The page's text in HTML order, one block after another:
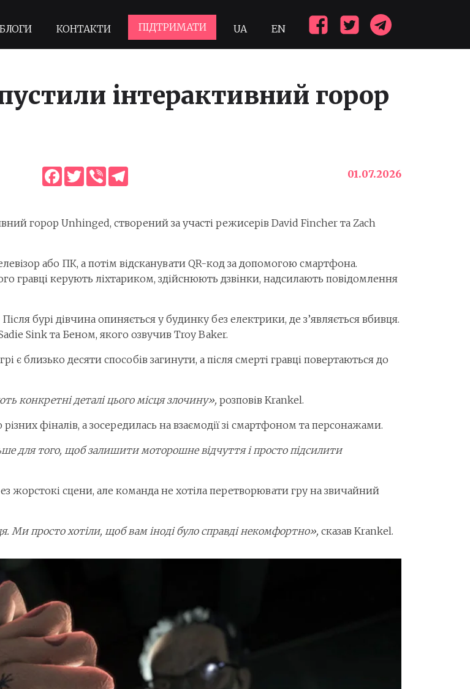
БЛОГИ КОНТАКТИ ПІДТРИМАТИ UA EN
інтерактивний горор
Facebook
Twitter
ViberTelegram 01.07.2026
горор Unhinged, створений за участі режисерів David Fincher та Zach
або ПК, а потім відсканувати QR-код за допомогою смартфона.
гравці керують ліхтариком, здійснюють дзвінки, надсилають повідомлення
бурі дівчина опиняється у будинку без електрики, де з’являється вбивця.
Sink та Беном, якого озвучив Troy Baker.
є близько десяти способів загинути, а після смерті гравці повертаються до
конкретні деталі цього місця злочину», розповів Krankel.
фіналів, а зосередилась на взаємодії зі смартфоном та персонажами.
для того, щоб залишити моторошне відчуття і просто підсилити
жорстокі сцени, але команда не хотіла перетворювати гру на звичайний
Ми просто хотіли, щоб вам іноді було справді некомфортно», сказав Krankel.